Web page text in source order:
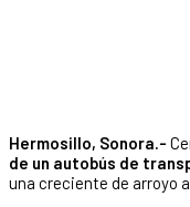
Hermosillo, Sonora.-
de un autobús de
una creciente de arroyo